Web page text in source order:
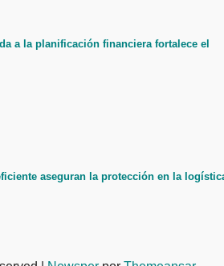
a la planificación financiera fortalece el
aseguran la protección en la